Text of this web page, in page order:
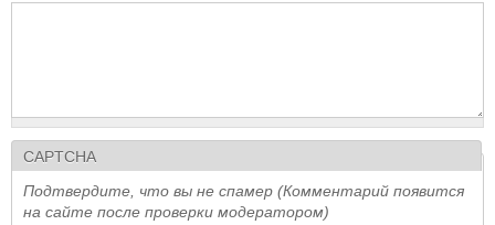
CAPTCHA
Подтвердите, что вы не спамер (Комментарий появится
на сайте после проверки модератором)